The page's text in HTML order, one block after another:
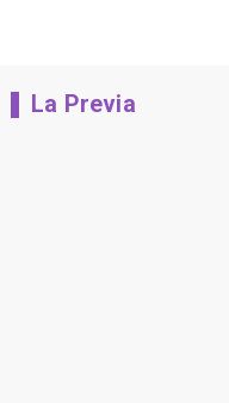
La Previa